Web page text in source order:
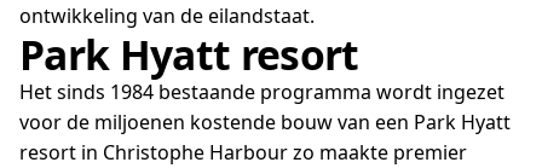
ontwikkeling van de eilandstaat.
Park Hyatt resort
Het sinds 1984 bestaande programma wordt ingezet
voor de miljoenen kostende bouw van een Park Hyatt
resort in Christophe Harbour zo maakte premier